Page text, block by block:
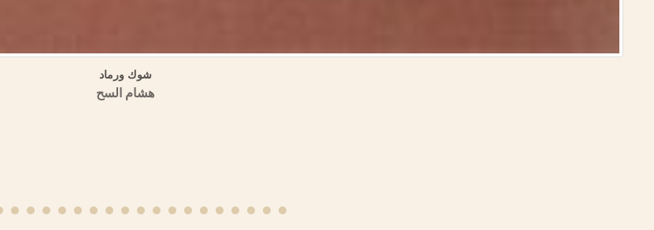
تراجم الحمصيين في تاريخ ابن عساكر كتاب (تاريخ دمشق)
منشورات الجمعية التاريخية السورية